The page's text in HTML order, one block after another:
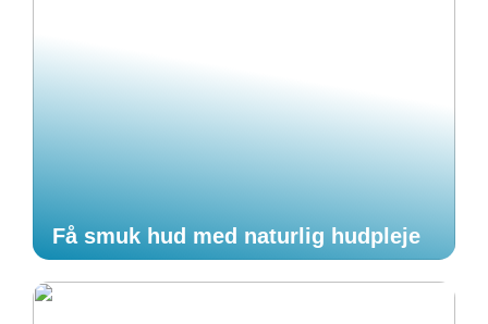
Få smuk hud med naturlig hudpleje